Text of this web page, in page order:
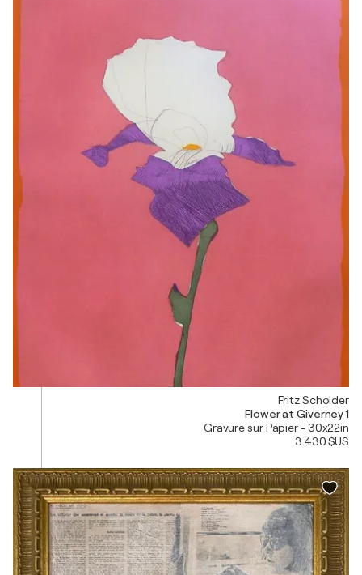
Fritz Scholder
Flower at Giverney 1
Gravure sur Papier - 30x22in
3 430 $US